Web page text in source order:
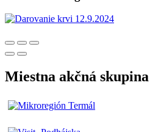
Miestna akčná